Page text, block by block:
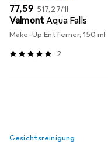
EUR
77,59 EUR
517,27/1l
ValmontAqua Falls
Make-Up Entferner, 150 ml
2
Gesichtsreinigung